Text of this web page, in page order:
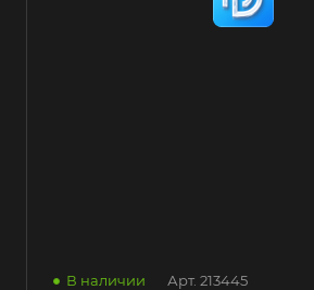
В наличии Арт. 213445